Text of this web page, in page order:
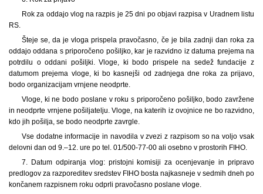
Rok za oddajo vlog na razpis je 25 dni po objavi razpisa v Uradnem listu
RS.
Šteje se, da je vloga prispela pravočasno, če je bila zadnji dan roka za
oddajo oddana s priporočeno pošiljko, kar je razvidno iz datuma prejema na
potrdilu o oddani pošiljki. Vloge, ki bodo prispele na sedež fundacije z
datumom prejema vloge, ki bo kasnejši od zadnjega dne roka za prijavo,
bodo organizacijam vrnjene neodprte.
Vloge, ki ne bodo poslane v roku s priporočeno pošiljko, bodo zavržene
in neodprte vrnjene pošiljatelju. Vloge, na katerih iz ovojnice ne bo razvidno,
kdo jih pošilja, se bodo neodprte zavrgle.
Vse dodatne informacije in navodila v zvezi z razpisom so na voljo vsak
delovni dan od 9.–12. ure po tel. 01/500-77-00 ali osebno v prostorih FIHO.
7. Datum odpiranja vlog: pristojni komisiji za ocenjevanje in pripravo
predlogov za razporeditev sredstev FIHO bosta najkasneje v sedmih dneh po
končanem razpisnem roku odprli pravočasno poslane vloge.